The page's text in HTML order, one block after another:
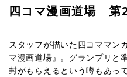
四コマ漫画道場 第
スタッフが描いた四コママン
マ漫画道場』。グランプリと
封がもらえるという噂もあっ